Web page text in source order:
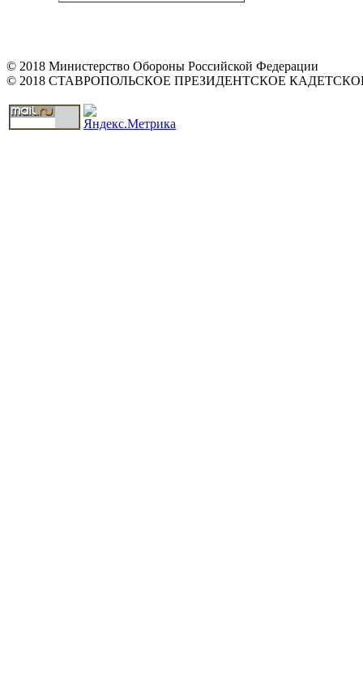
© 2018 Министерство Обороны Российской Федерации
© 2018 СТАВРОПОЛЬСКОЕ ПРЕЗИДЕНТСКОЕ